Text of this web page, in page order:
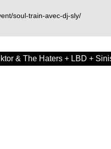
soul-train-avec-dj-sly/
& The Haters + LBD +